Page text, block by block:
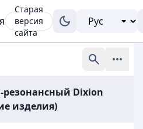
Старая
версия
сайта
Dixion
изделия)